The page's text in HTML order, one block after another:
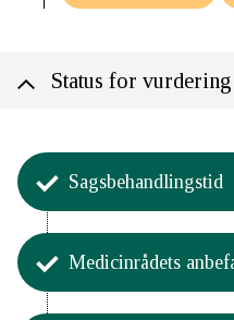
Status for
Sagsbehandlingstid
Aktivitet
for
Medicinrådets